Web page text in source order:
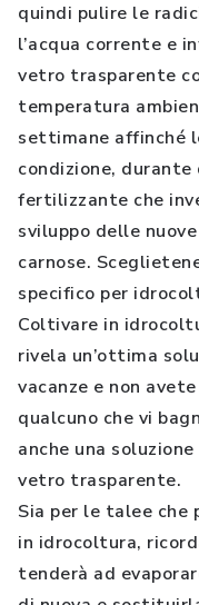
quindi pulire le
l’acqua corrente e
vetro trasparente
temperatura
settimane affinché
condizione,
fertilizzante che
sviluppo delle
carnose.
specifico per
Coltivare in
rivela un’ottima
vacanze e non
qualcuno che vi
anche una
vetro trasparente.
Sia per le talee che
in idrocoltura,
tenderà ad